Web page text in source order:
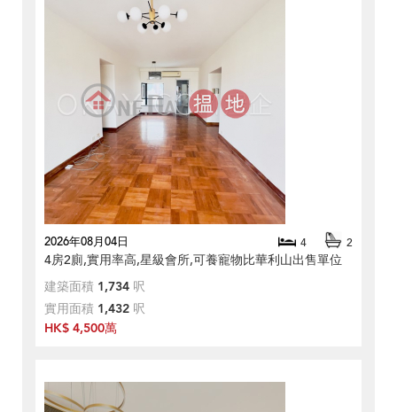
2026年08月04日 4 2
4房2廁,實用率高,星級會所,可養寵物比華利山出售單位
建築面積 1,734 呎
實用面積 1,432 呎
HK$ 4,500萬